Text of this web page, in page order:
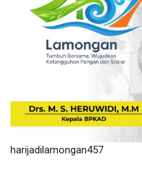
harijadilamongan457